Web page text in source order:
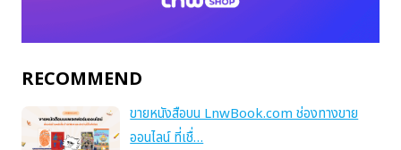
RECOMMEND
ขายหนังสือบน LnwBook.com ช่องทางขาย
ออนไลน์ ที่เชื่…